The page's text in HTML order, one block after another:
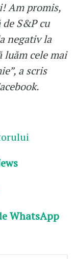
Am promis,
S&P cu
negativ la
luăm cele mai
a scris
WhatsApp